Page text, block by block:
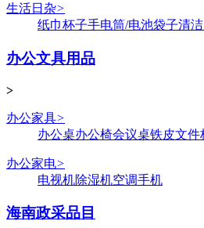
生活日杂>
纸巾杯子手电筒/电池袋子清
办公文具用品
>
办公家具>
办公桌办公椅会议桌铁皮文件
办公家电>
电视机除湿机空调手机
海南政采品目